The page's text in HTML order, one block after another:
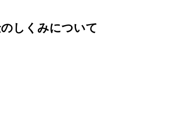
しくみについて